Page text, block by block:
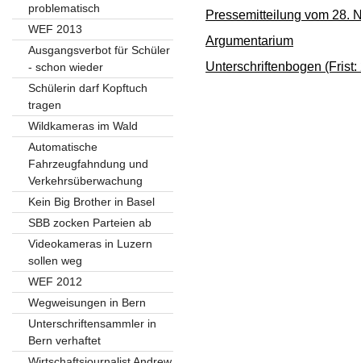
Pressemitteilung vom 28.
Argumentarium
Unterschriftenbogen
problematisch
WEF 2013
Ausgangsverbot für Schüler
- schon wieder
Schülerin darf Kopftuch
tragen
Wildkameras im Wald
Automatische
Fahrzeugfahndung und
Verkehrsüberwachung
Kein Big Brother in Basel
SBB zocken Parteien ab
Videokameras in Luzern
sollen weg
WEF 2012
Wegweisungen in Bern
Unterschriftensammler in
Bern verhaftet